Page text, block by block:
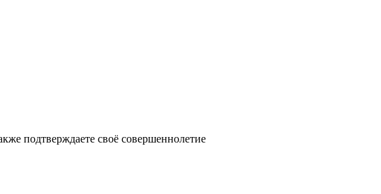
подтверждаете своё совершеннолетие